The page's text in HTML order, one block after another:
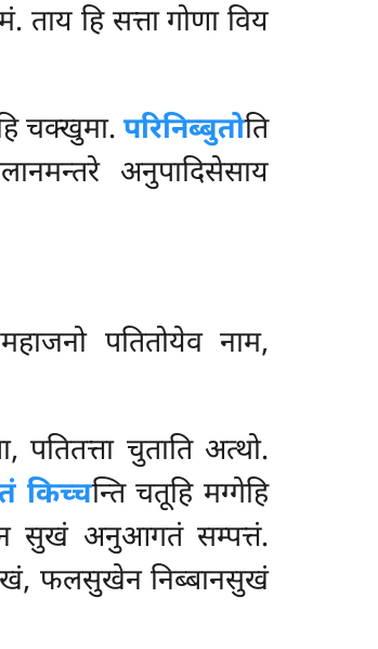
हि सत्ता गोणा विय
चक्खुमा.परिनिब्बुतोति
अनुपादिसेसाय
पतितोयेव नाम,
पतितत्ता चुताति अत्थो.
किच्चन्ति चतूहि मग्गेहि
सुखं अनुआगतं सम्पत्तं.
फलसुखेन निब्बानसुखं